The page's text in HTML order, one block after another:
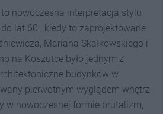
to nowoczesna interpretacja stylu
lat 60., kiedy to zaprojektowane
Mariana Skałkowskiego i
na Koszutce było jednym z
budynków w
pierwotnym wyglądem wnętrz
w nowoczesnej formie brutalizm,